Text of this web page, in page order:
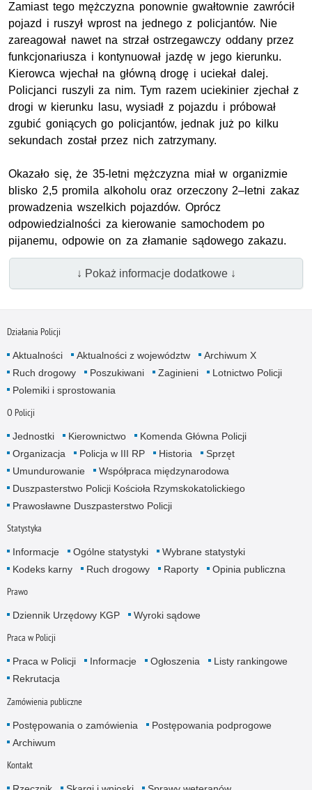
Zamiast tego mężczyzna ponownie gwałtownie zawrócił
pojazd i ruszył wprost na jednego z policjantów. Nie
zareagował nawet na strzał ostrzegawczy oddany przez
funkcjonariusza i kontynuował jazdę w jego kierunku.
Kierowca wjechał na główną drogę i uciekał dalej.
Policjanci ruszyli za nim. Tym razem uciekinier zjechał z
drogi w kierunku lasu, wysiadł z pojazdu i próbował
zgubić goniących go policjantów, jednak już po kilku
sekundach został przez nich zatrzymany.
Okazało się, że 35-letni mężczyzna miał w organizmie
blisko 2,5 promila alkoholu oraz orzeczony 2–letni zakaz
prowadzenia wszelkich pojazdów. Oprócz
odpowiedzialności za kierowanie samochodem po
pijanemu, odpowie on za złamanie sądowego zakazu.
↓ Pokaż informacje dodatkowe ↓
Działania Policji
Aktualności Aktualności z województw
Archiwum X
Ruch drogowy
Poszukiwani Zaginieni
Lotnictwo Policji
Polemiki i sprostowania
O Policji
Jednostki Kierownictwo
Komenda Główna Policji
Organizacja
Policja w III RP Historia
Sprzęt
Umundurowanie
Współpraca międzynarodowa
Duszpasterstwo Policji Kościoła Rzymskokatolickiego
Prawosławne Duszpasterstwo Policji
Statystyka
Informacje Ogólne statystyki
Wybrane statystyki
Kodeks karny
Ruch drogowy Raporty Opinia publiczna
Prawo
Dziennik Urzędowy KGP Wyroki sądowe
Praca w Policji
Praca w Policji Informacje Ogłoszenia
Listy rankingowe
Rekrutacja
Zamówienia publiczne
Postępowania o zamówienia
Postępowania podprogowe
Archiwum
Kontakt